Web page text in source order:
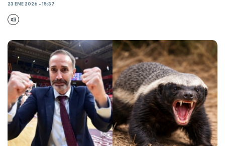
23 ENE 2026 - 15:37